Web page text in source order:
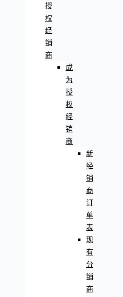
授
权
经
销
商
成
为
授
权
经
销
商
新
经
销
商
订
单
表
现
有
分
销
商